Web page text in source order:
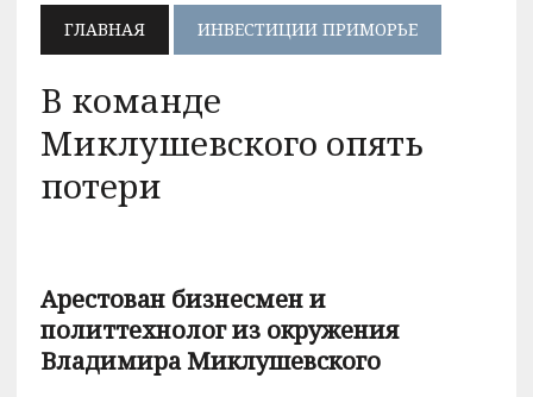
ГЛАВНАЯ ИНВЕСТИЦИИ ПРИМОРЬЕ
В команде
Миклушевского опять
потери
Арестован бизнесмен и
политтехнолог из окружения
Владимира Миклушевского